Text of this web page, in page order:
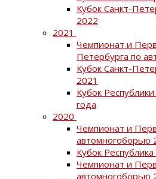
Кубок Санкт-
2022
2021
Чемпионат и
Петербурга по
Кубок Санкт-
2021
Кубок
года
2020
Чемпионат и
автомногоборью
Кубок
Чемпионат и
автомногоборью